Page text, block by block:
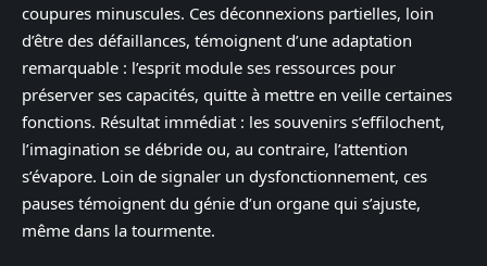
coupures minuscules. Ces déconnexions partielles, loin
d’être des défaillances, témoignent d’une adaptation
remarquable : l’esprit module ses ressources pour
préserver ses capacités, quitte à mettre en veille certaines
fonctions. Résultat immédiat : les souvenirs s’effilochent,
l’imagination se débride ou, au contraire, l’attention
s’évapore. Loin de signaler un dysfonctionnement, ces
pauses témoignent du génie d’un organe qui s’ajuste,
même dans la tourmente.